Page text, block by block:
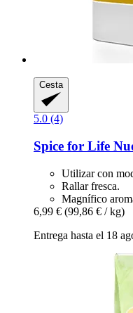
Cesta
5.0 (4)
Spice for Life
Utilizar con
Rallar fresca.
Magnífico
6,99 € (99,86 € / kg)
Entrega hasta el 18